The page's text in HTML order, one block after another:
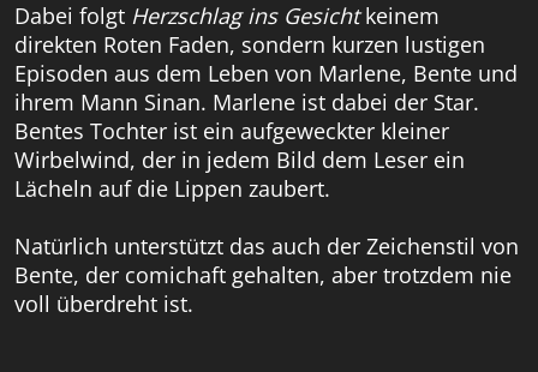
Dabei folgt Herzschlag ins Gesichtkeinem
direkten Roten Faden, sondern kurzen lustigen
Episoden aus dem Leben von Marlene, Bente und
ihrem Mann Sinan. Marlene ist dabei der Star.
Bentes Tochter ist ein aufgeweckter kleiner
Wirbelwind, der in jedem Bild dem Leser ein
Lächeln auf die Lippen zaubert.
Natürlich unterstützt das auch der Zeichenstil von
Bente, der comichaft gehalten, aber trotzdem nie
voll überdreht ist.